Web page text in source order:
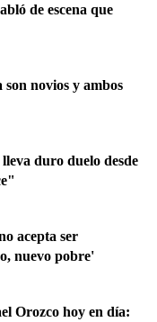
de escena que
novios y ambos
duro duelo desde
acepta ser
nuevo pobre'
Orozco hoy en día: